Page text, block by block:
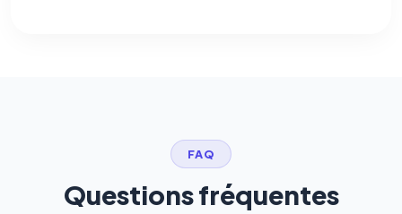
FAQ
Questions fréquentes